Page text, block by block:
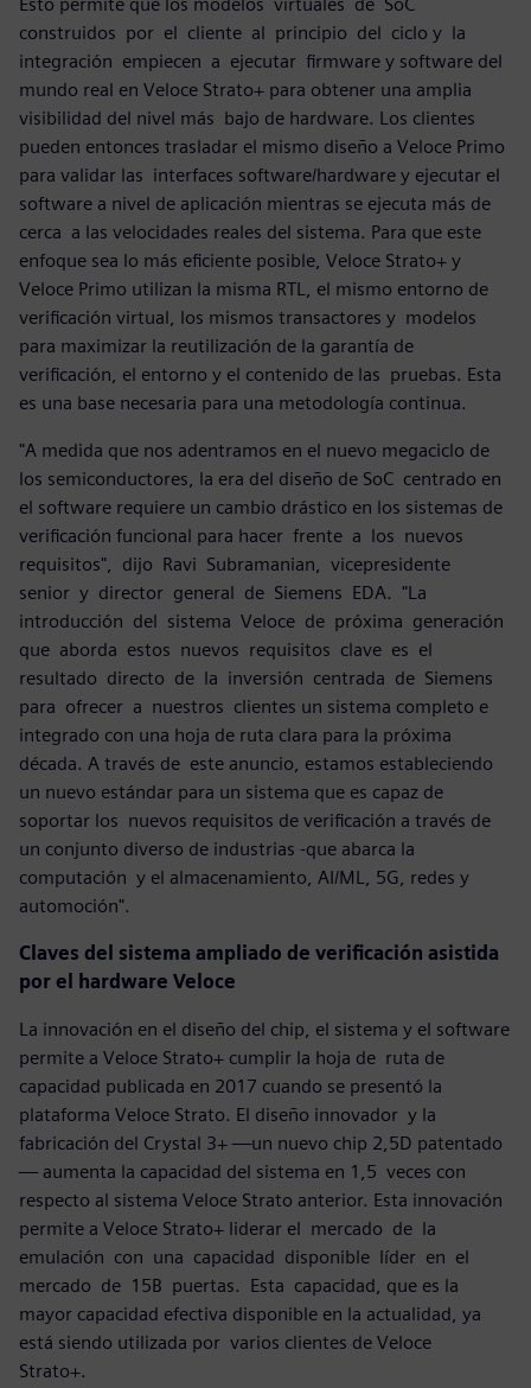
construidos por el cliente al principio del ciclo y la
integración empiecen a ejecutar firmware y software del
mundo real en Veloce Strato+ para obtener una amplia
visibilidad del nivel más bajo de hardware. Los clientes
pueden entonces trasladar el mismo diseño a Veloce Primo
para validar las interfaces software/hardware y ejecutar el
software a nivel de aplicación mientras se ejecuta más de
cerca a las velocidades reales del sistema. Para que este
enfoque sea lo más eficiente posible, Veloce Strato+ y
Veloce Primo utilizan la misma RTL, el mismo entorno de
verificación virtual, los mismos transactores y modelos
para maximizar la reutilización de la garantía de
verificación, el entorno y el contenido de las pruebas. Esta
es una base necesaria para una metodología continua.
"A medida que nos adentramos en el nuevo megaciclo de
los semiconductores, la era del diseño de SoC centrado en
el software requiere un cambio drástico en los sistemas de
verificación funcional para hacer frente a los nuevos
requisitos", dijo Ravi Subramanian, vicepresidente
senior y director general de Siemens EDA. "La
introducción del sistema Veloce de próxima generación
que aborda estos nuevos requisitos clave es el
resultado directo de la inversión centrada de Siemens
para ofrecer a nuestros clientes un sistema completo e
integrado con una hoja de ruta clara para la próxima
década. A través de este anuncio, estamos estableciendo
un nuevo estándar para un sistema que es capaz de
soportar los nuevos requisitos de verificación a través de
un conjunto diverso de industrias -que abarca la
computación y el almacenamiento, AI/ML, 5G, redes y
automoción".
Claves del sistema ampliado de verificación asistida
por el hardware Veloce
La innovación en el diseño del chip, el sistema y el software
permite a Veloce Strato+ cumplir la hoja de ruta de
capacidad publicada en 2017 cuando se presentó la
plataforma Veloce Strato. El diseño innovador y la
fabricación del Crystal 3+ —un nuevo chip 2,5D patentado
— aumenta la capacidad del sistema en 1,5 veces con
respecto al sistema Veloce Strato anterior. Esta innovación
permite a Veloce Strato+ liderar el mercado de la
emulación con una capacidad disponible líder en el
mercado de 15B puertas. Esta capacidad, que es la
mayor capacidad efectiva disponible en la actualidad, ya
está siendo utilizada por varios clientes de Veloce
Strato+.